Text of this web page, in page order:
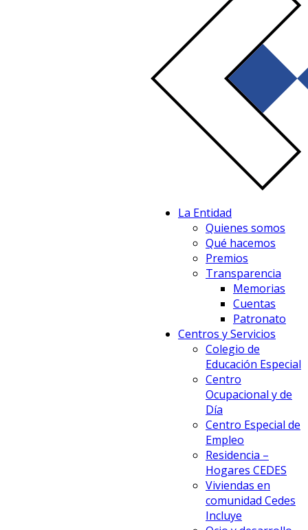
La Entidad
Quienes somos
Qué hacemos
Premios
Transparencia
Memorias
Cuentas
Patronato
Centros y Servicios
Colegio de
Educación Especial
Centro
Ocupacional y de
Día
Centro Especial de
Empleo
Residencia –
Hogares CEDES
Viviendas en
comunidad Cedes
Incluye